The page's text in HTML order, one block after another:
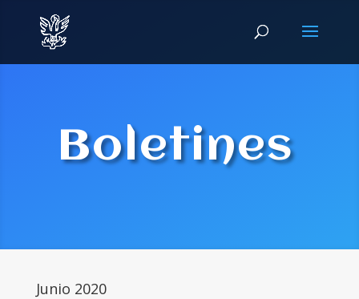
Boletines
Junio 2020